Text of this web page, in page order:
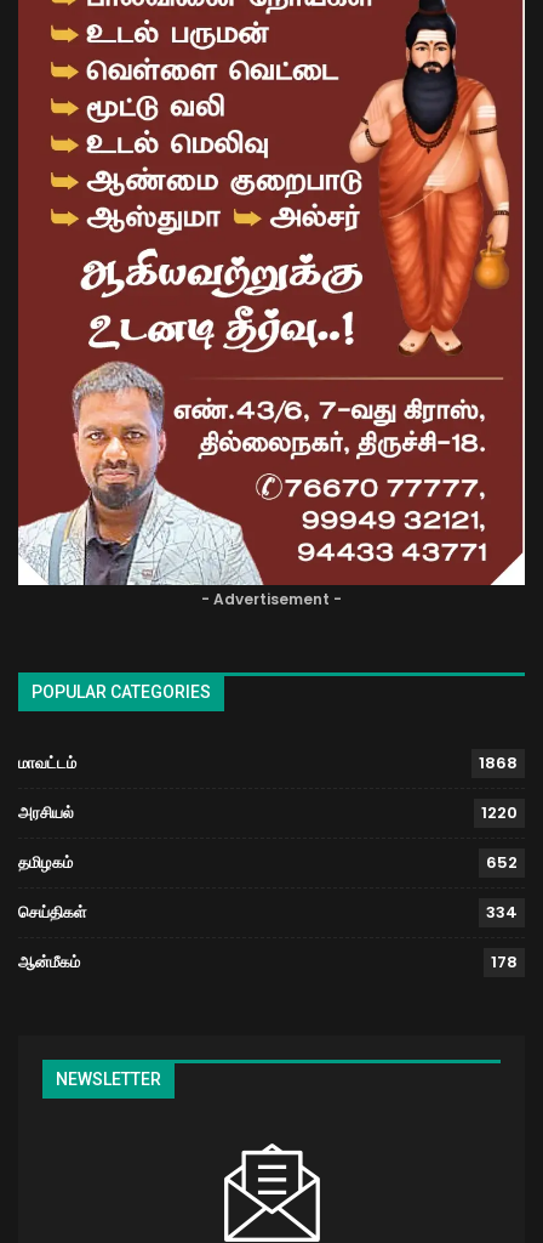
- Advertisement -
POPULAR CATEGORIES
மாவட்டம் 1868
அரசியல் 1220
தமிழகம் 652
செய்திகள் 334
ஆன்மீகம் 178
NEWSLETTER